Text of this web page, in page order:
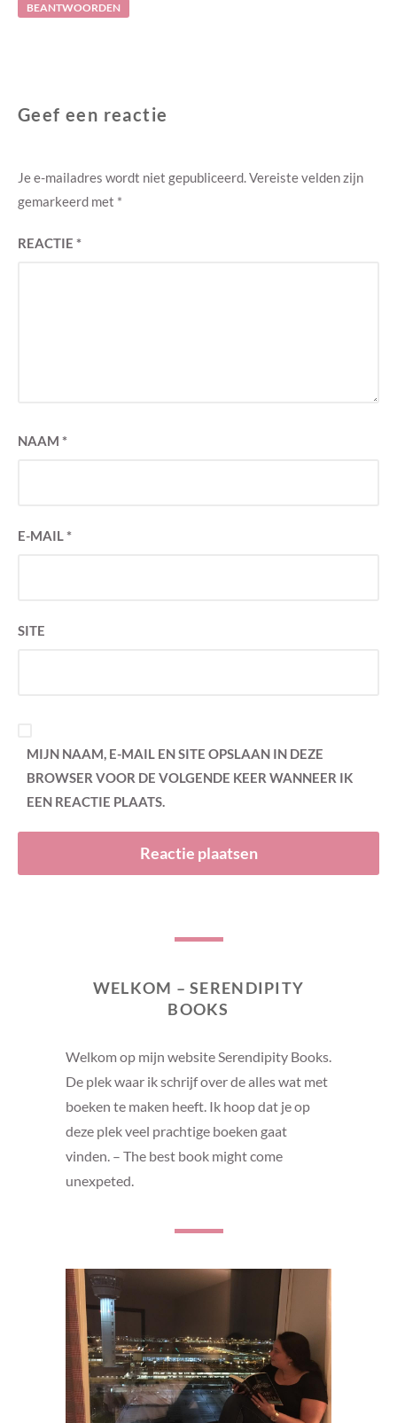
BEANTWOORDEN
Geef een reactie
Je e-mailadres wordt niet gepubliceerd.Vereiste velden zijn
gemarkeerd met *
REACTIE *
NAAM *
E-MAIL*
SITE
MIJN NAAM, E-MAIL EN SITE OPSLAAN IN DEZE
BROWSER VOOR DE VOLGENDE KEER WANNEER IK
EEN REACTIE PLAATS.
WELKOM – SERENDIPITY
BOOKS
Welkom op mijn website Serendipity Books.
De plek waar ik schrijf over de alles wat met
boeken te maken heeft. Ik hoop dat je op
deze plek veel prachtige boeken gaat
vinden. – The best book might come
unexpeted.